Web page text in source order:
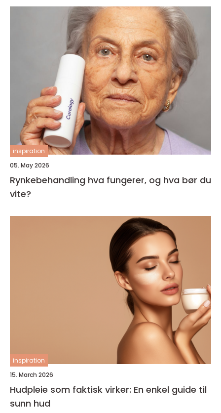
inspiration
05. May 2026
Rynkebehandling hva fungerer, og hva bør du
vite?
inspiration
15. March 2026
Hudpleie som faktisk virker: En enkel guide til
sunn hud